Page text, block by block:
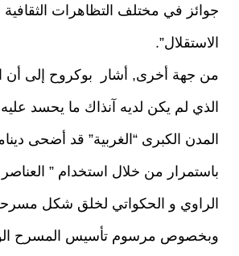
جوائز في مختلف التظاهرات الثقافية
الاستقلال”.
من جهة أخرى, أشار بوكروح إلى أن
الذي لم يكن لديه آنذاك ما يحسد
المدن الكبرى “الغربية” قد أضحى
باستمرار من خلال استخدام ” العناصر
الراوي و الحكواتي لخلق شكل
وبخصوص مرسوم تأسيس المسرح